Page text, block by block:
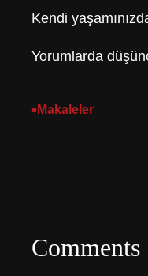
Kendi
Yorumlarda
•Makaleler
Comments